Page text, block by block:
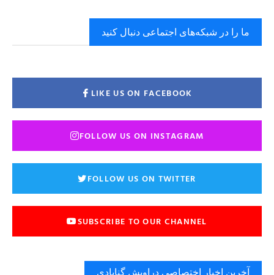
ما را در شبکه‌های اجتماعی دنبال کنید
LIKE US ON FACEBOOK
FOLLOW US ON INSTAGRAM
FOLLOW US ON TWITTER
SUBSCRIBE TO OUR CHANNEL